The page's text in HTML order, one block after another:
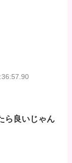
ら良いじゃん